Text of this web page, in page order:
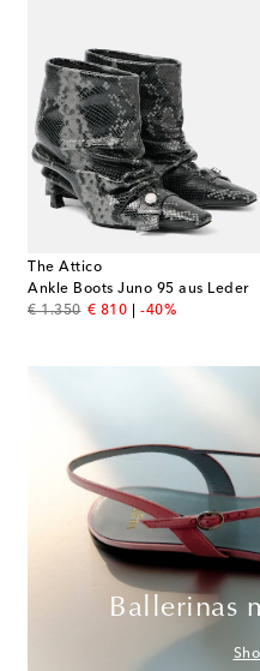
The Attico
Ankle Boots Juno 95 aus Leder
€ 1.350
original price
€ 810
discount price
-40%
Ballerinas